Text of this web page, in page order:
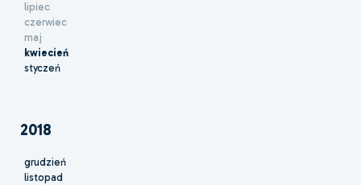
lipiec
czerwiec
maj
kwiecień
styczeń
2018
grudzień
listopad